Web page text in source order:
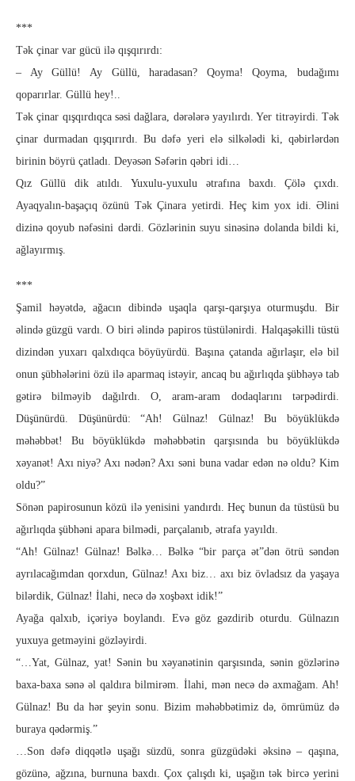
***
Tək çinar var gücü ilə qışqırırdı:
– Ay Güllü! Ay Güllü, haradasan? Qoyma! Qoyma, budağımı
qoparırlar. Güllü hey!..
Tək çinar qışqırdıqca səsi dağlara, dərələrə yayılırdı. Yer titrəyirdi. Tək
çinar durmadan qışqırırdı. Bu dəfə yeri elə silkələdi ki, qəbirlərdən
birinin böyrü çatladı. Deyəsən Səfərin qəbri idi…
Qız Güllü dik atıldı. Yuxulu-yuxulu ətrafına baxdı. Çölə çıxdı.
Ayaqyalın-başaçıq özünü Tək Çinara yetirdi. Heç kim yox idi. Əlini
dizinə qoyub nəfəsini dərdi. Gözlərinin suyu sinəsinə dolanda bildi ki,
ağlayırmış.
***
Şamil həyətdə, ağacın dibində uşaqla qarşı-qarşıya oturmuşdu. Bir
əlində güzgü vardı. O biri əlində papiros tüstülənirdi. Halqaşəkilli tüstü
dizindən yuxarı qalxdıqca böyüyürdü. Başına çatanda ağırlaşır, elə bil
onun şübhələrini özü ilə aparmaq istəyir, ancaq bu ağırlıqda şübhəyə tab
gətirə bilməyib dağılrdı. O, aram-aram dodaqlarını tərpədirdi.
Düşünürdü. Düşünürdü: “Ah! Gülnaz! Gülnaz! Bu böyüklükdə
məhəbbət! Bu böyüklükdə məhəbbətin qarşısında bu böyüklükdə
xəyanət! Axı niyə? Axı nədən? Axı səni buna vadar edən nə oldu? Kim
oldu?”
Sönən papirosunun közü ilə yenisini yandırdı. Heç bunun da tüstüsü bu
ağırlıqda şübhəni apara bilmədi, parçalanıb, ətrafa yayıldı.
“Ah! Gülnaz! Gülnaz! Bəlkə… Bəlkə “bir parça ət”dən ötrü səndən
ayrılacağımdan qorxdun, Gülnaz! Axı biz… axı biz övladsız da yaşaya
bilərdik, Gülnaz! İlahi, necə də xoşbəxt idik!”
Ayağa qalxıb, içəriyə boylandı. Evə göz gəzdirib oturdu. Gülnazın
yuxuya getməyini gözləyirdi.
“…Yat, Gülnaz, yat! Sənin bu xəyanətinin qarşısında, sənin gözlərinə
baxa-baxa sənə əl qaldıra bilmirəm. İlahi, mən necə də axmağam. Ah!
Gülnaz! Bu da hər şeyin sonu. Bizim məhəbbətimiz də, ömrümüz də
buraya qədərmiş.”
…Son dəfə diqqətlə uşağı süzdü, sonra güzgüdəki əksinə – qaşına,
gözünə, ağzına, burnuna baxdı. Çox çalışdı ki, uşağın tək bircə yerini